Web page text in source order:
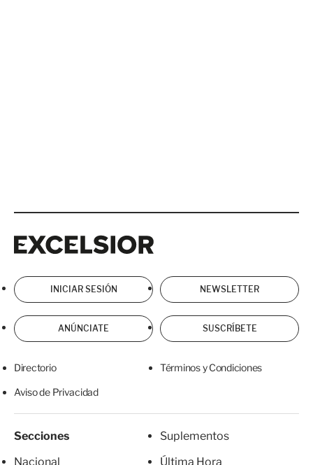
INICIAR SESIÓN NEWSLETTER
ANÚNCIATE SUSCRÍBETE
Directorio Términos y Condiciones
Aviso de Privacidad
Secciones
Nacional
Suplementos
Última Hora